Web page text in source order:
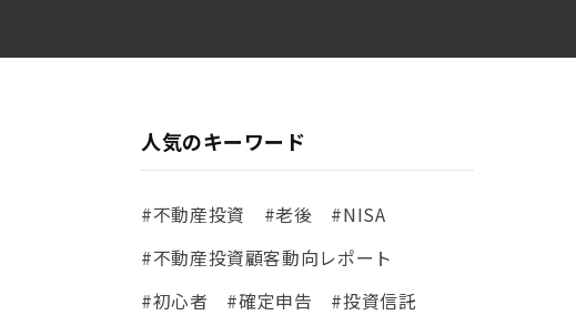
人気のキーワード
#不動産投資 #老後
#NISA
#不動産投資顧客動向レポート
#初心者
#確定申告
#投資信託